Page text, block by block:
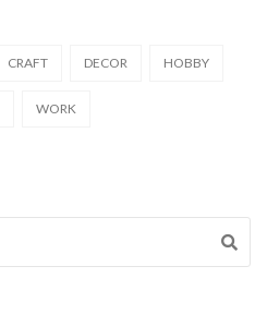
CRAFT DECOR HOBBY
WORK